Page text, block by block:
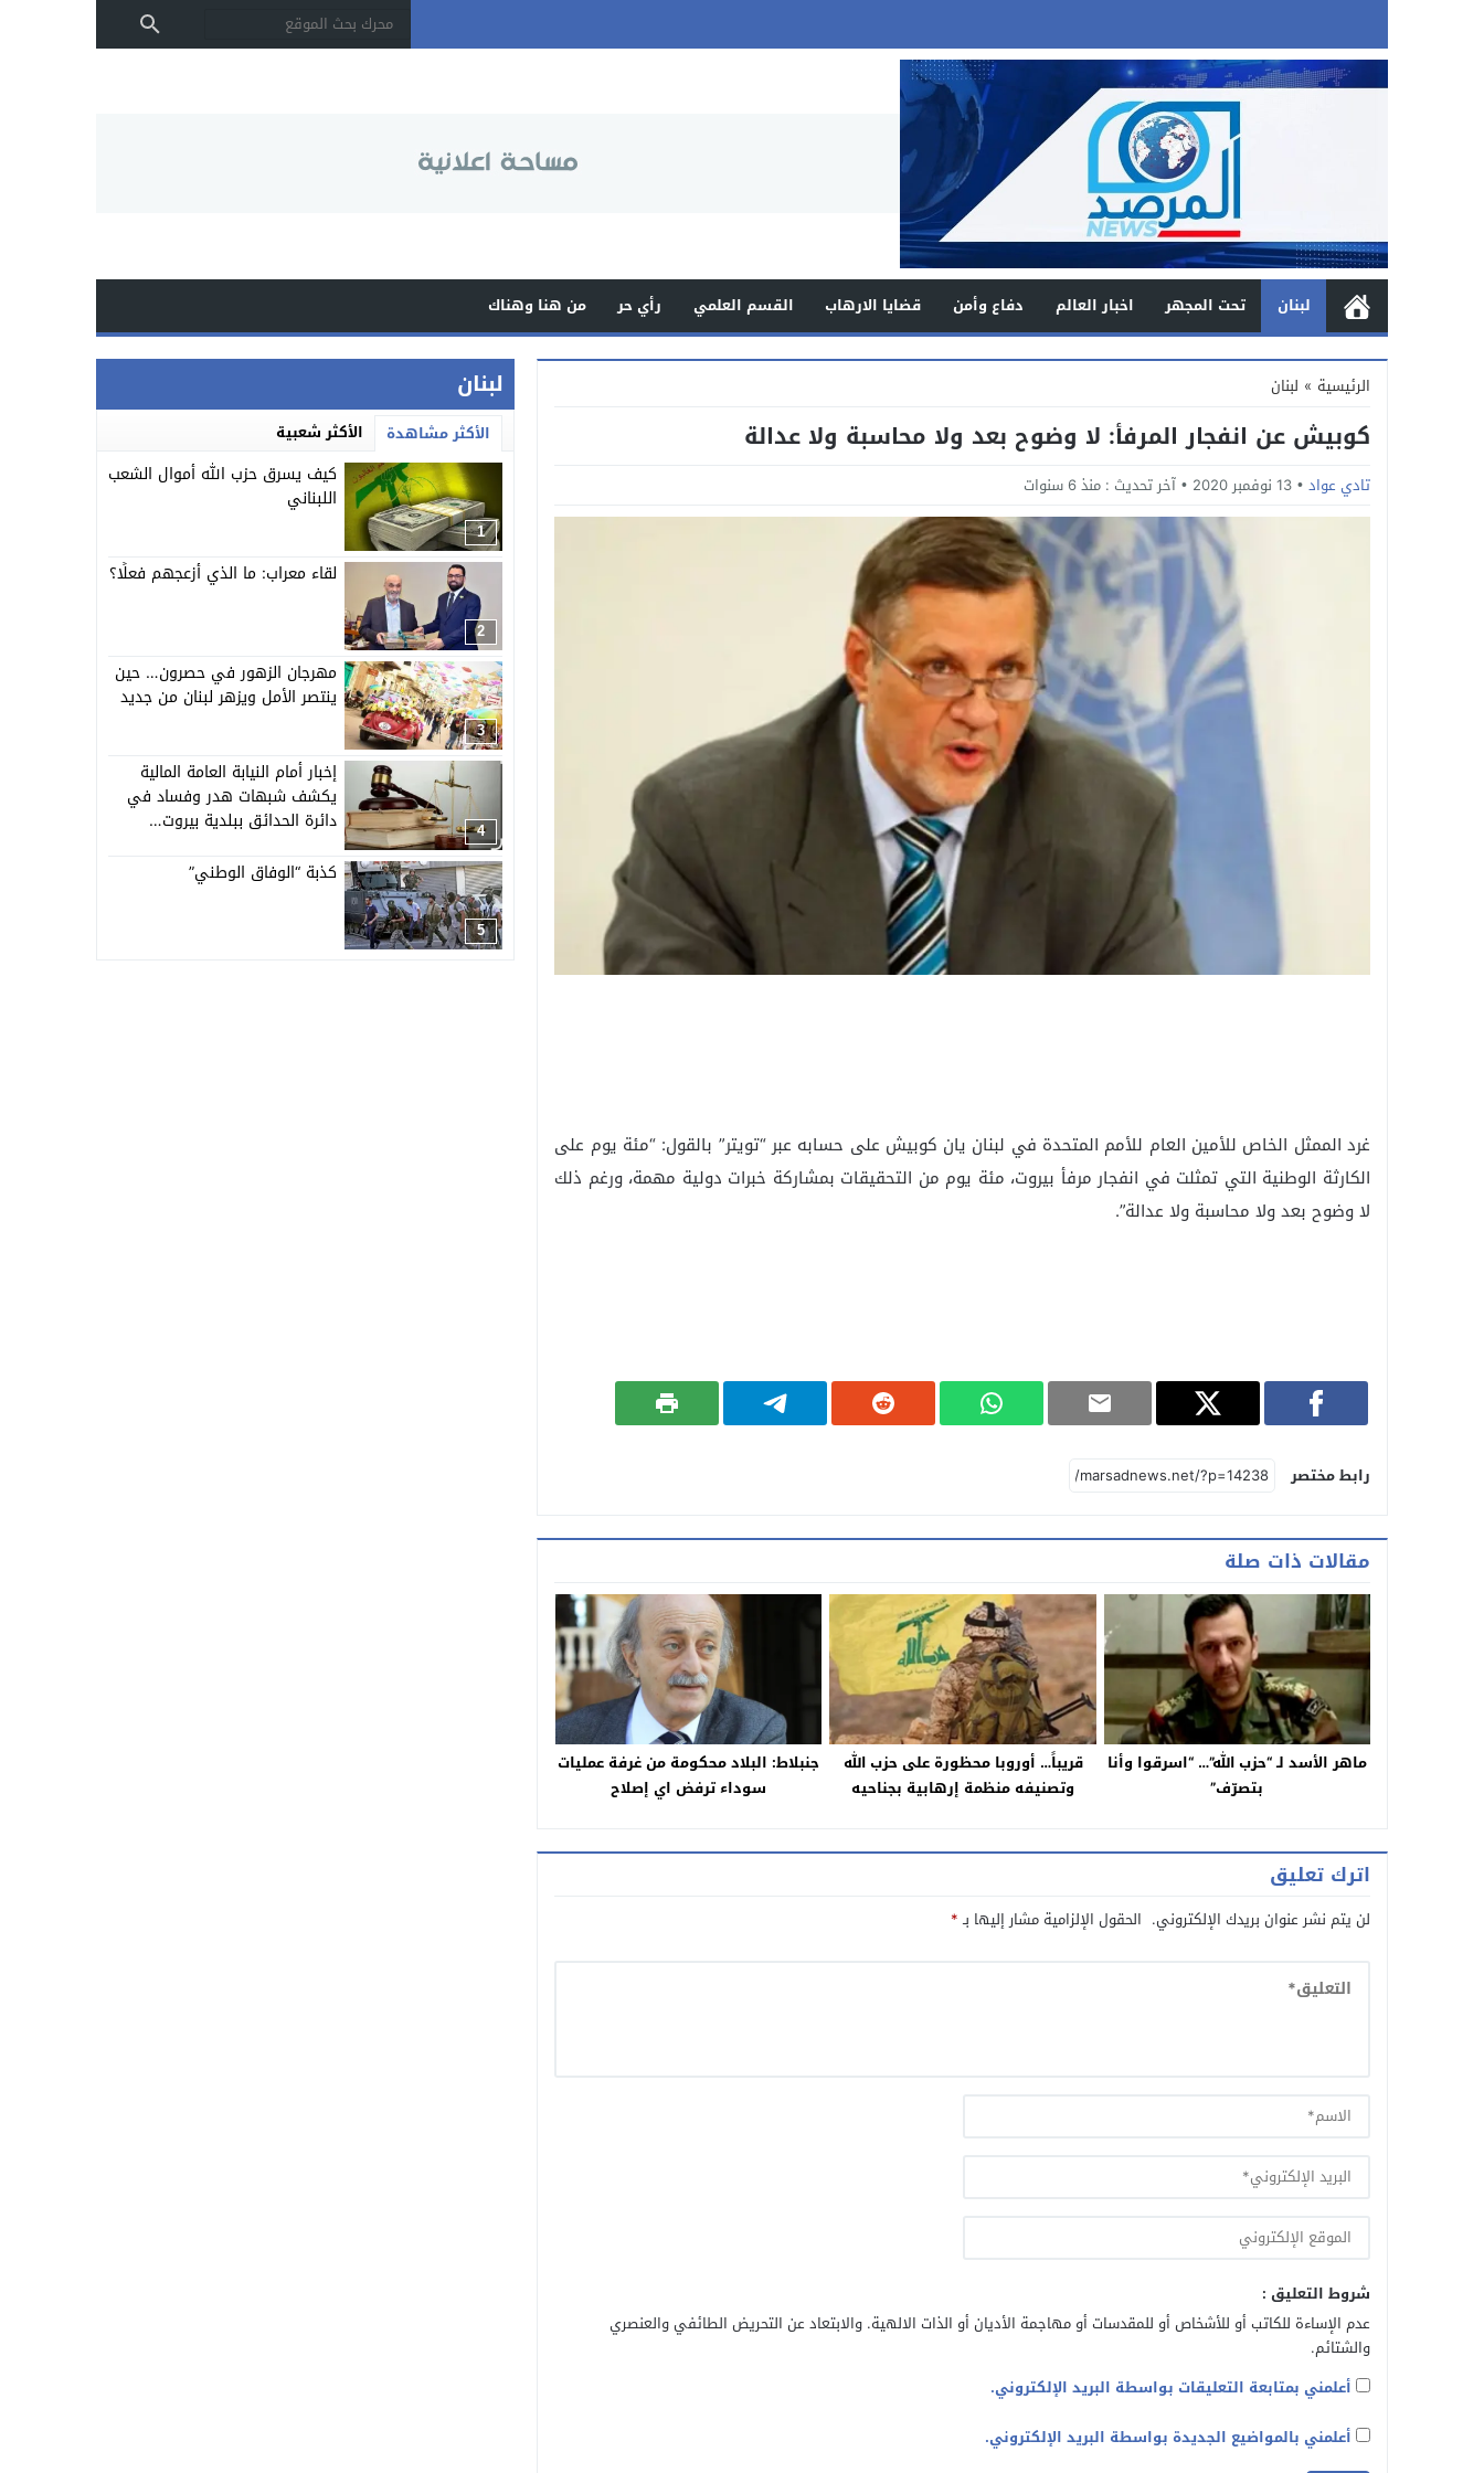
لبنان تحت المجهر اخبار العالم دفاع وأمن قضايا الارهاب القسم العلمي رأي حر من هنا وهناك
الرئيسية » لبنان
كوبيش عن انفجار المرفأ: لا وضوح بعد ولا محاسبة ولا عدالة
تادي عواد 13 نوفمبر 2020 آخر تحديث : منذ 6 سنوات
غرد الممثل الخاص للأمين العام للأمم المتحدة في لبنان يان كوبيش على حسابه عبر “تويتر” بالقول: “مئة يوم على
الكارثة الوطنية التي تمثلت في انفجار مرفأ بيروت، مئة يوم من التحقيقات بمشاركة خبرات دولية مهمة، ورغم ذلك
لا وضوح بعد ولا محاسبة ولا عدالة”.
رابط مختصر
مقالات ذات صلة
ماهر الأسد لـ “حزب الله”… “اسرقوا وأنا
بتصرّف”‏
قريباً… أوروبا محظورة على حزب الله‏
وتصنيفه منظمة إرهابية بجناحيه
جنبلاط: البلاد محكومة من غرفة عمليات
سوداء ترفض اي إصلاح
اترك تعليق
لن يتم نشر عنوان بريدك الإلكتروني. الحقول الإلزامية مشار إليها بـ*
شروط التعليق :
عدم الإساءة للكاتب أو للأشخاص أو للمقدسات أو مهاجمة الأديان أو الذات الالهية. والابتعاد عن التحريض الطائفي والعنصري
والشتائم.
أعلمني بمتابعة التعليقات بواسطة البريد الإلكتروني.
أعلمني بالمواضيع الجديدة بواسطة البريد الإلكتروني.
لبنان
الأكثر مشاهدة الأكثر شعبية
1
كيف يسرق حزب الله أموال الشعب
اللبناني
2
لقاء معراب: ما الذي أزعجهم فعلًا؟
3
مهرجان الزهور في حصرون… حين
ينتصر الأمل ويزهر لبنان من جديد
4
إخبار أمام النيابة العامة المالية
يكشف شبهات هدر وفساد في
دائرة الحدائق ببلدية بيروت…
5
كذبة “الوفاق الوطني”